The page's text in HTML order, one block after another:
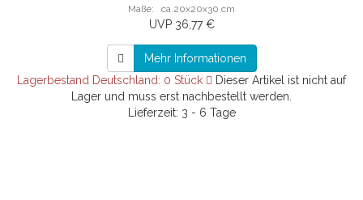
Maße: ca.20x20x30 cm
UVP 36,77 €
Mehr Informationen
Lagerbestand Deutschland: 0 Stück
Dieser Artikel ist nicht auf
Lager und muss erst nachbestellt werden.
Lieferzeit: 3 - 6 Tage